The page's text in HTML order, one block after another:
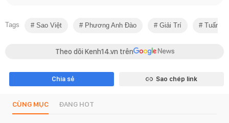
Tags Sao Việt Phương Anh Đào Giải Trí Tuấn
Theo dõi Kenh14.vn trên
Chia sẻ Sao chép link
CÙNG MỤC ĐANG HOT